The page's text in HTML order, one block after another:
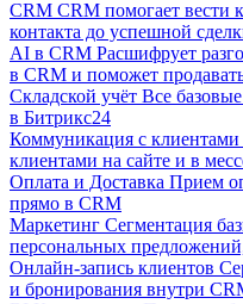
CRM CRM помогает вести
контакта до успешной
AI в CRM Расшифрует
в CRM и поможет
Складской учёт Все
в Битрикс24
Коммуникация с клиентами
клиентами на сайте и в
Оплата и Доставка Прием
прямо в CRM
Маркетинг Сегментация
персональных
Онлайн-запись клиентов
и бронирования внутри